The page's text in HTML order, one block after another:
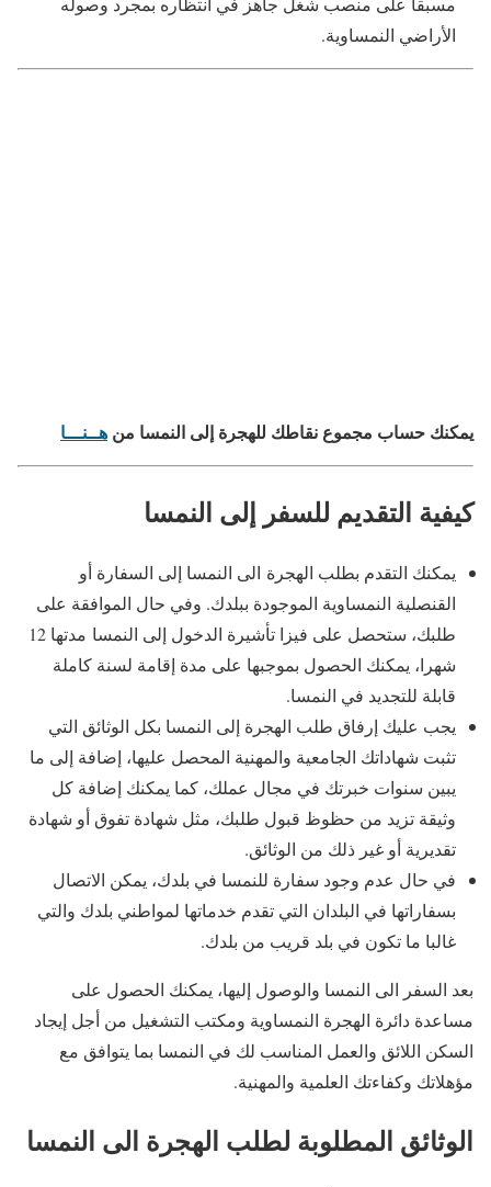
الأراضي النمساوية.
يمكنك حساب مجموع نقاطك للهجرة إلى النمسا من هــنـــا
كيفية التقديم للسفر إلى النمسا
يمكنك التقدم بطلب الهجرة الى النمسا إلى السفارة أو
القنصلية النمساوية الموجودة ببلدك. وفي حال الموافقة على
طلبك، ستحصل على فيزا تأشيرة الدخول إلى النمسا مدتها 12
شهرا، يمكنك الحصول بموجبها على مدة إقامة لسنة كاملة
قابلة للتجديد في النمسا.
يجب عليك إرفاق طلب الهجرة إلى النمسا بكل الوثائق التي
تثبت شهاداتك الجامعية والمهنية المحصل عليها، إضافة إلى ما
يبين سنوات خبرتك في مجال عملك، كما يمكنك إضافة كل
وثيقة تزيد من حظوظ قبول طلبك، مثل شهادة تفوق أو شهادة
تقديرية أو غير ذلك من الوثائق.
في حال عدم وجود سفارة للنمسا في بلدك، يمكن الاتصال
بسفاراتها في البلدان التي تقدم خدماتها لمواطني بلدك والتي
غالبا ما تكون في بلد قريب من بلدك.
بعد السفر الى النمسا والوصول إليها، يمكنك الحصول على
مساعدة دائرة الهجرة النمساوية ومكتب التشغيل من أجل إيجاد
السكن اللائق والعمل المناسب لك في النمسا بما يتوافق مع
مؤهلاتك وكفاءتك العلمية والمهنية.
الوثائق المطلوبة لطلب الهجرة الى النمسا